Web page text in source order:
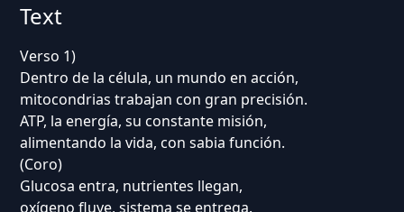
Text
Verso 1)
Dentro de la célula, un mundo en acción,
mitocondrias trabajan con gran precisión.
ATP, la energía, su constante misión,
alimentando la vida, con sabia función.
(Coro)
Glucosa entra, nutrientes llegan,
oxígeno fluye, sistema se entrega.